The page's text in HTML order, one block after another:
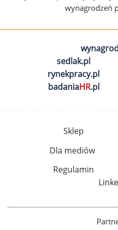
wynagrodzeń
sedlak.pl
rynekpracy.pl
badaniaHR.pl
Sklep
Dla mediów
Regulamin